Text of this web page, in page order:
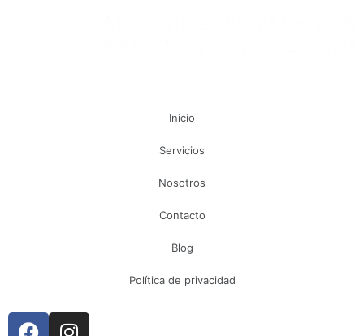
Inicio
Servicios
Nosotros
Contacto
Blog
Política de privacidad